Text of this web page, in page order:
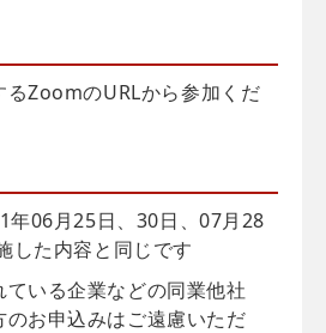
るZoomのURLから参加くだ
年06月25日、30日、07月28
した内容と同じです
いる企業などの同業他社
お申込みはご遠慮いただ